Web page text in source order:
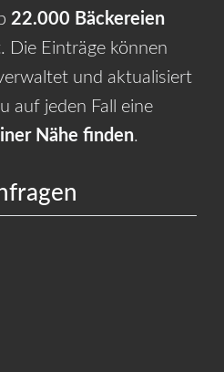
22.000 Bäckereien
Die Einträge können
und aktualisiert
auf jeden Fall eine
Nähe finden.